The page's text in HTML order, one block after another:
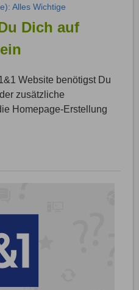
Alles Wichtige
Dich auf
Website benötigst Du
zusätzliche
Homepage-Erstellung